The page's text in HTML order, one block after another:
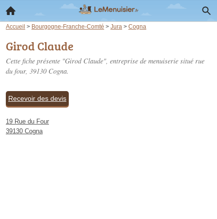
Accueil > Bourgogne-Franche-Comté > Jura > Cogna
Girod Claude
Cette fiche présente "Girod Claude", entreprise de menuiserie situé rue
du four, 39130 Cogna.
Recevoir des devis
19 Rue du Four
39130 Cogna